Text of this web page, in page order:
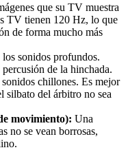
que su TV muestra
TV tienen 120 Hz, lo que
de forma mucho más
los sonidos profundos.
de la hinchada.
sonidos chillones. Es mejor
silbato del árbitro no sea
movimiento): Una
no se vean borrosas,